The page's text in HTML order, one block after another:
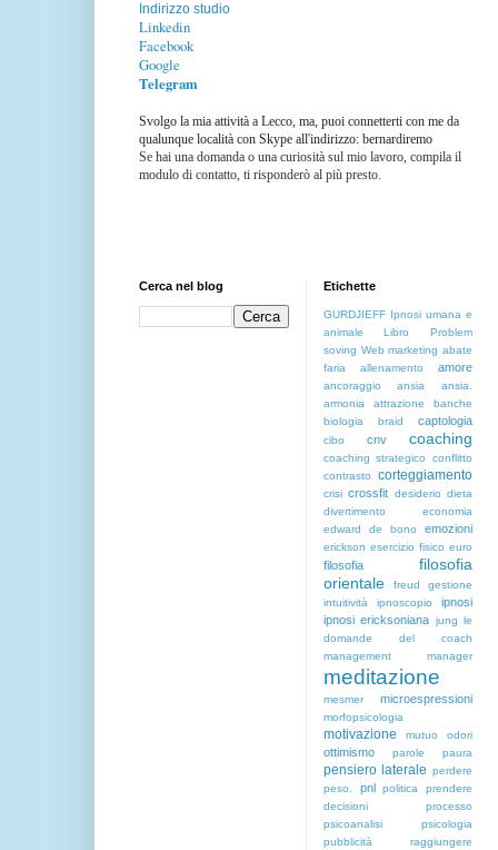
Indirizzo studio
Linkedin
Facebook
Google
Telegram
Svolgo la mia attività a Lecco, ma, puoi connetterti con me da
qualunque località con Skype all'indirizzo: bernardiremo
Se hai una domanda o una curiosità sul mio lavoro, compila il
modulo di contatto, ti risponderò al più presto.
Cerca nel blog Etichette
GURDJIEFF Ipnosi umana e
animale
Libro
Problem
soving Web marketing abate
faria
allenamento amore
ancoraggio ansia
ansia.
armonia
attrazione
banche
biologia
braid captologia
cibo cnv coaching
coaching strategico
conflitto
contrasto
corteggiamento
crisi crossfit desiderio dieta
divertimento
economia
edward de bono
emozioni
erickson esercizio fisico euro
filosofia
filosofia
orientale
freud
gestione
intuitività
ipnoscopio
ipnosi
ipnosi ericksoniana jung le
domande del coach
management
manager
meditazione
mesmer microespressioni
morfopsicologia
motivazione mutuo odori
ottimismo parole paura
pensiero laterale perdere
peso.
pnl politica
prendere
decisioni
processo
psicoanalisi
psicologia
pubblicità
raggiungere